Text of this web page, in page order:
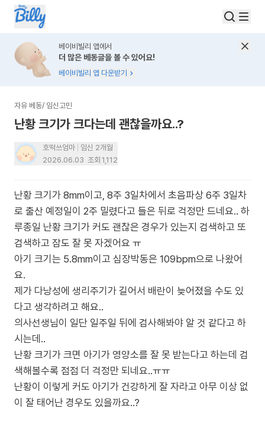
베이비빌리 앱에서
더 많은 베동글을 볼 수 있어요!
베이비빌리 앱 다운받기
자유 베동/ 임신고민
난황 크기가 크다는데 괜찮을까요..?
호떡쓰엄마
임신 2개월
2026.06.03 조회 1,112
난황 크기가 8mm이고, 8주 3일차에서 초음파상 6주 3일차
로 출산 예정일이 2주 밀렸다고 들은 뒤로 걱정만 드네요.. 하
루종일 난황 크기가 커도 괜찮은 경우가 있는지 검색하고 또
검색하고 잠도 잘 못 자겠어요 ㅠ
아기 크기는 5.8mm이고 심장박동은 109bpm으로 나왔어
요.
제가 다낭성에 생리주기가 길어서 배란이 늦어졌을 수도 있
다고 생각하려고 해요..
의사선생님이 일단 일주일 뒤에 검사해봐야 알 것 같다고 하
시는데..
난황 크기가 크면 아기가 영양소를 잘 못 받는다고 하는데 검
색해볼수록 점점 더 걱정만 되네요..ㅠㅠ
난황이 이렇게 커도 아기가 건강하게 잘 자라고 아무 이상 없
이 잘 태어난 경우도 있을까요..?